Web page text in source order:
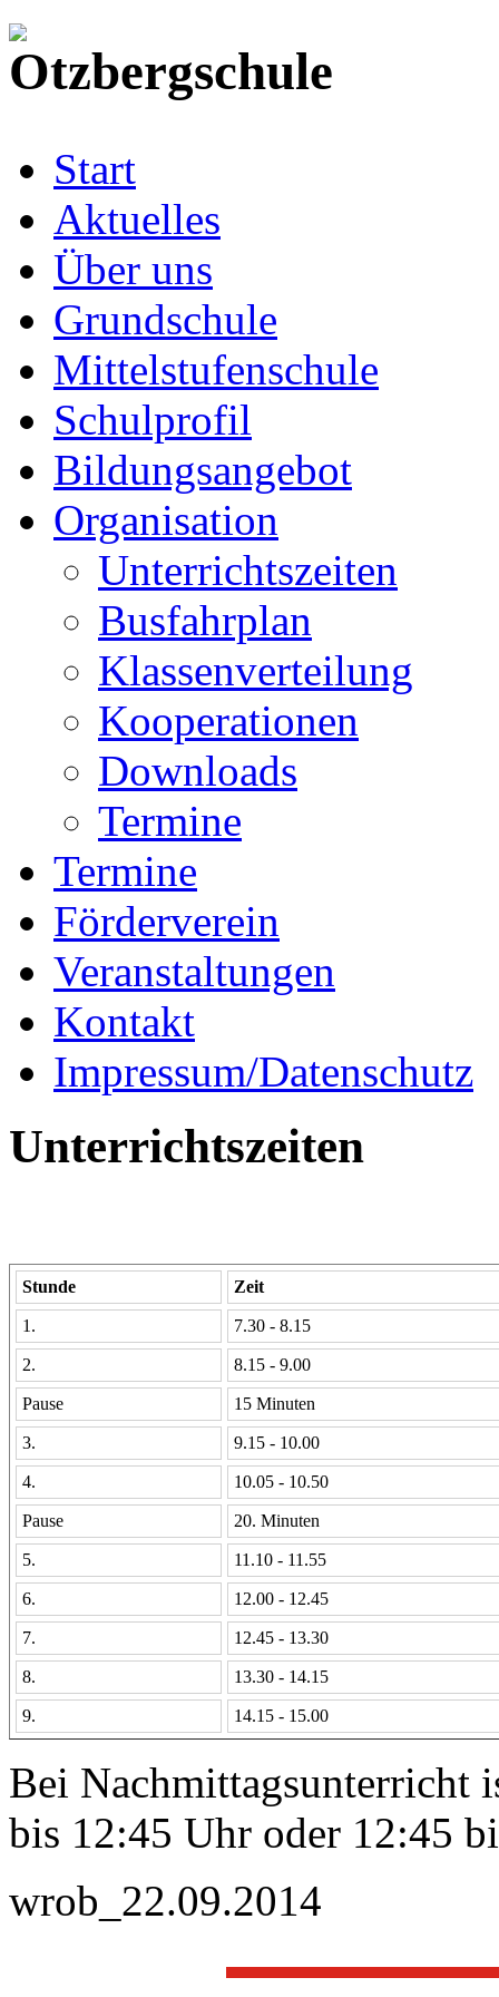
Start
Aktuelles
Über uns
Grundschule
Mittelstufenschule
Schulprofil
Bildungsangebot
Organisation
Unterrichtszeiten
Busfahrplan
Klassenverteilung
Kooperationen
Downloads
Termine
Termine
Förderverein
Veranstaltungen
Kontakt
Impressum/Datenschutz
Unterrichtszeiten
Stunde Zeit
1. 7.30 - 8.15
2. 8.15 - 9.00
Pause 15 Minuten
3. 9.15 - 10.00
4. 10.05 - 10.50
Pause 20. Minuten
5. 11.10 - 11.55
6. 12.00 - 12.45
7. 12.45 - 13.30
8. 13.30 - 14.15
9. 14.15 - 15.00
Bei Nachmittagsunterricht
bis 12:45 Uhr oder 12:45
wrob_22.09.2014